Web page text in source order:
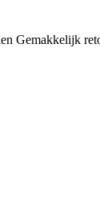
Gemakkelijk